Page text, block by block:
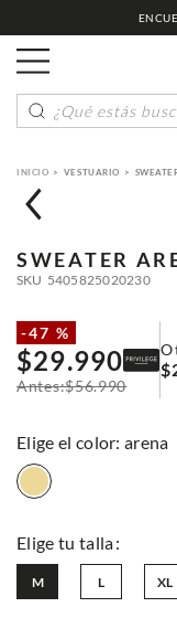
¿Qué estás
VESTUARIO
SWEATER
SKU 5405825020230
-47 %
$29.990
$56.990
$
: arena
L
M XL